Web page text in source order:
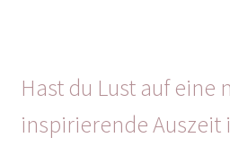
Hast du Lust auf eine
inspirierende Auszeit